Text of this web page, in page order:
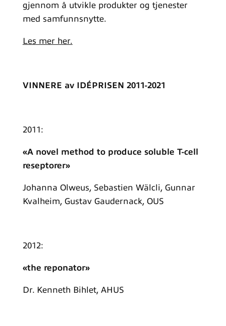
gjennom å utvikle produkter og tjenester
med samfunnsnytte.
Les mer her.
VINNERE av IDÉPRISEN 2011-2021
2011:
«A novel method to produce soluble T-cell
reseptorer»
Johanna Olweus, Sebastien Wälcli, Gunnar
Kvalheim, Gustav Gaudernack, OUS
2012:
«the reponator»
Dr. Kenneth Bihlet, AHUS